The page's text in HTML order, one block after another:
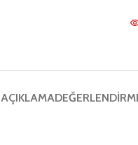
AÇIKLAMA